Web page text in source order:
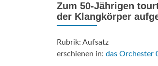
Zum 50-Jährigen
der Klangkörper
Rubrik: Aufsatz
erschienen in: das Orchester